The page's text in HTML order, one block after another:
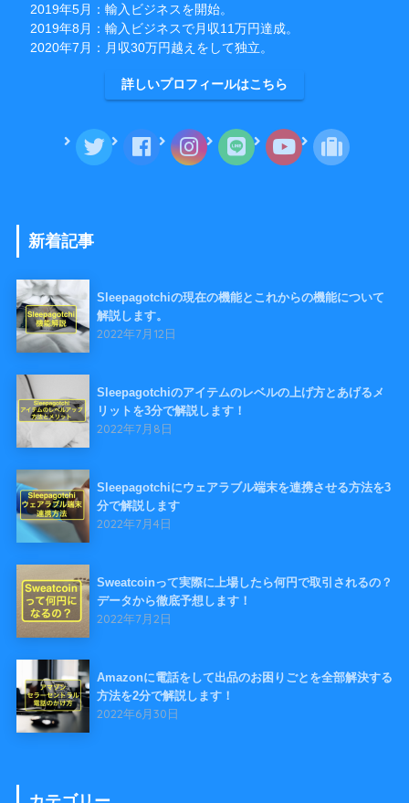
2019年5月：輸入ビジネスを開始。
2019年8月：輸入ビジネスで月収11万円達成。
2020年7月：月収30万円越えをして独立。
詳しいプロフィールはこちら
新着記事
Sleepagotchiの現在の機能とこれからの機能について
解説します。
2022年7月12日
Sleepagotchiのアイテムのレベルの上げ方とあげるメ
リットを3分で解説します！
2022年7月8日
Sleepagotchiにウェアラブル端末を連携させる方法を3
分で解説します
2022年7月4日
Sweatcoinって実際に上場したら何円で取引されるの？
データから徹底予想します！
2022年7月2日
Amazonに電話をして出品のお困りごとを全部解決する
方法を2分で解説します！
2022年6月30日